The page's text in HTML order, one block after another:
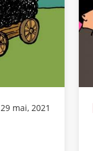
29 mai, 2021